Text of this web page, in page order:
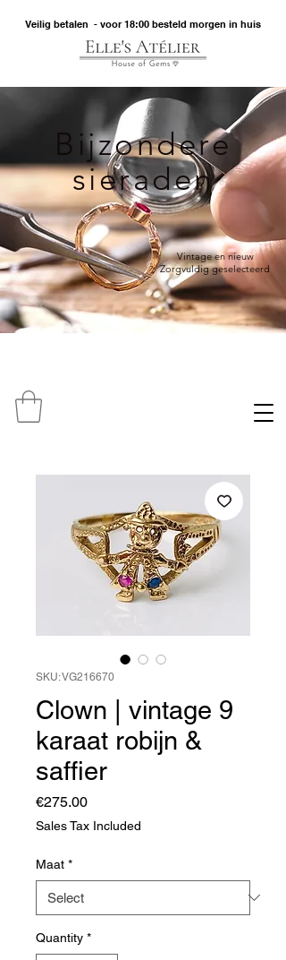
Bijzondere
sieraden
Vintage en nieuw
Zorgvuldig geselecteerd
Veilig betalen - voor 18:00 besteld morgen in huis
SKU: VG216670
Clown | vintage 9
karaat robijn &
saffier
€275.00Price
Sales Tax Included
Maat *
Quantity *